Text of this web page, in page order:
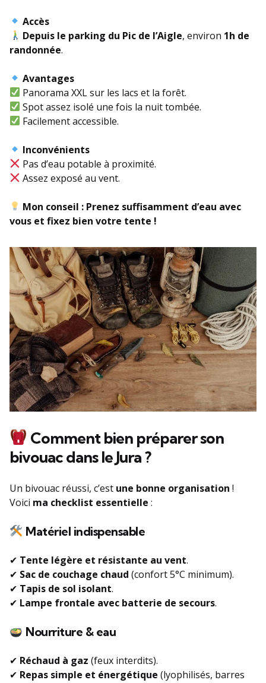
Accès
Depuis le parking du Pic de l’Aigle, environ 1h de
randonnée.
Avantages
Panorama XXL sur les lacs et la forêt.
Spot assez isolé une fois la nuit tombée.
Facilement accessible.
Inconvénients
Pas d’eau potable à proximité.
Assez exposé au vent.
Mon conseil : Prenez suffisamment d’eau avec
vous et fixez bien votre tente !
Comment bien préparer son
bivouac dans le Jura ?
Un bivouac réussi, c’est une bonne organisation !
Voici ma checklist essentielle :
Matériel indispensable
✔ Tente légère et résistante au vent.
✔ Sac de couchage chaud (confort 5°C minimum).
✔ Tapis de sol isolant.
✔ Lampe frontale avec batterie de secours.
Nourriture & eau
✔ Réchaud à gaz (feux interdits).
✔ Repas simple et énergétique (lyophilisés, barres